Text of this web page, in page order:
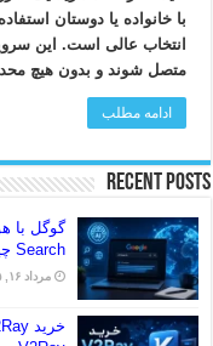
انتخاب عالی است. این
متصل شوند و بدون هیچ
ادامه مطلب
Recent Posts
Search چیست و چه تاثیری بر اینترنت دارد؟
مرداد ۱۶, ۱۴۰۵